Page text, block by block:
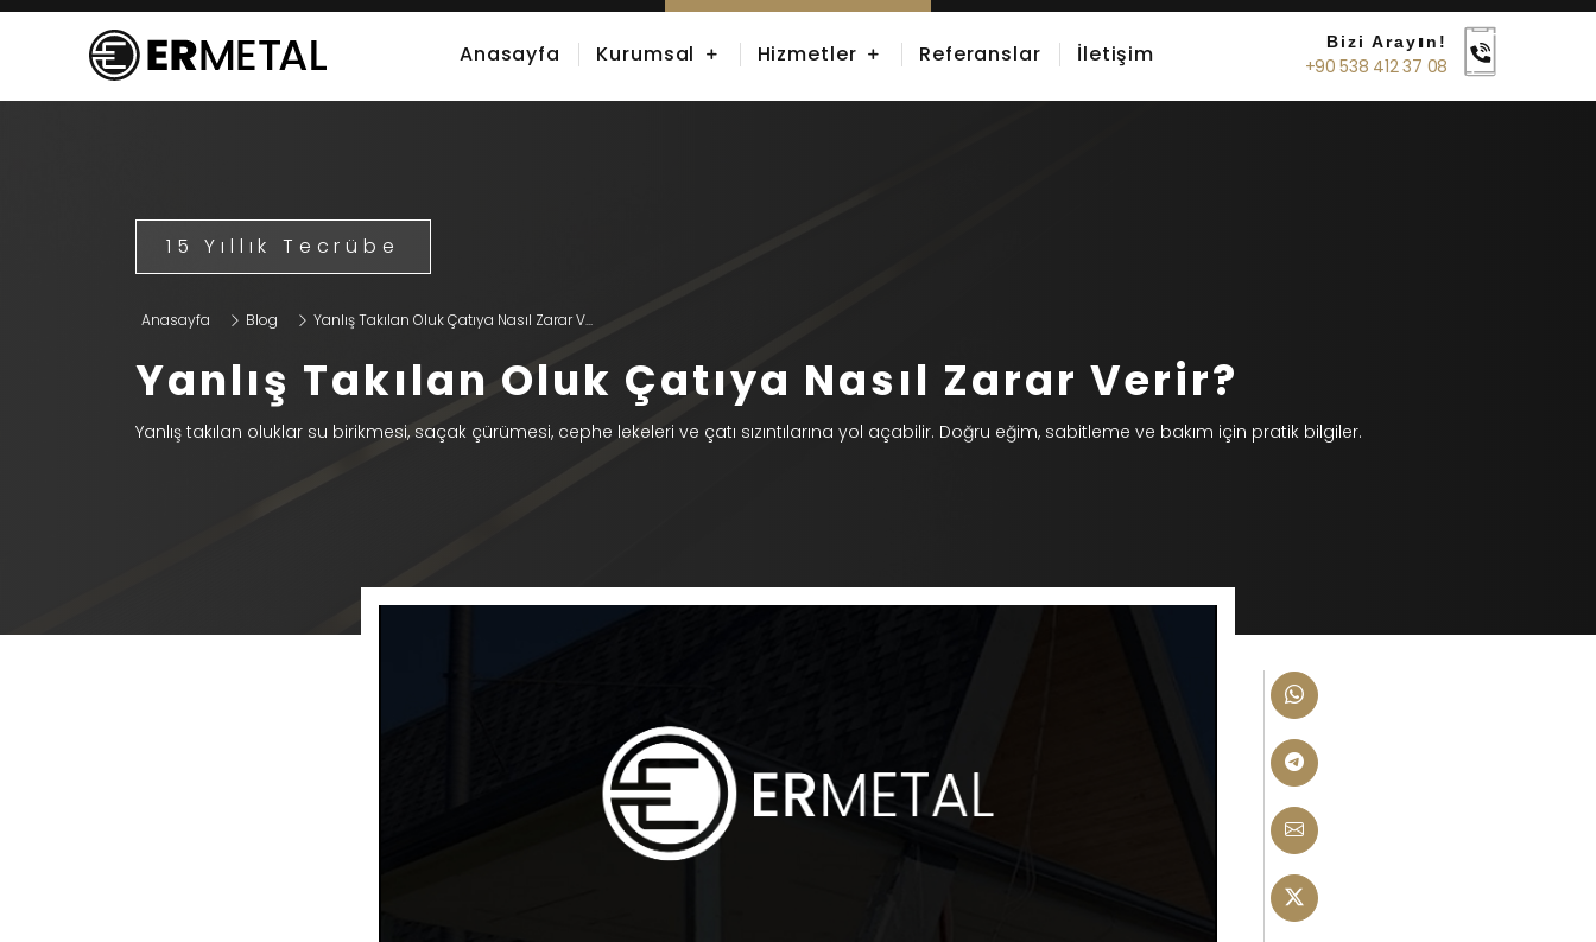
Bizi Arayın!
+90 538 412 37 08
Anasayfa Kurumsal Hizmetler Referanslar İletişim
15 Yıllık Tecrübe
Anasayfa Blog Yanlış Takılan Oluk Çatıya Nasıl Zarar V...
Yanlış Takılan Oluk Çatıya Nasıl Zarar Verir?
Yanlış takılan oluklar su birikmesi, saçak çürümesi, cephe lekeleri ve çatı sızıntılarına yol açabilir. Doğru eğim, sabitleme ve bakım için pratik bilgiler.